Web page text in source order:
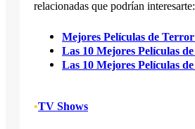
relacionadas que podrían interesarte:
Mejores Películas de
Las 10 Mejores Películas
Las 10 Mejores Películas
•TV Shows